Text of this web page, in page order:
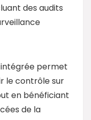
des audits
intégrée permet
le contrôle sur
en bénéficiant
de la